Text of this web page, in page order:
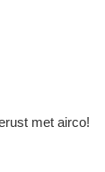
met airco!